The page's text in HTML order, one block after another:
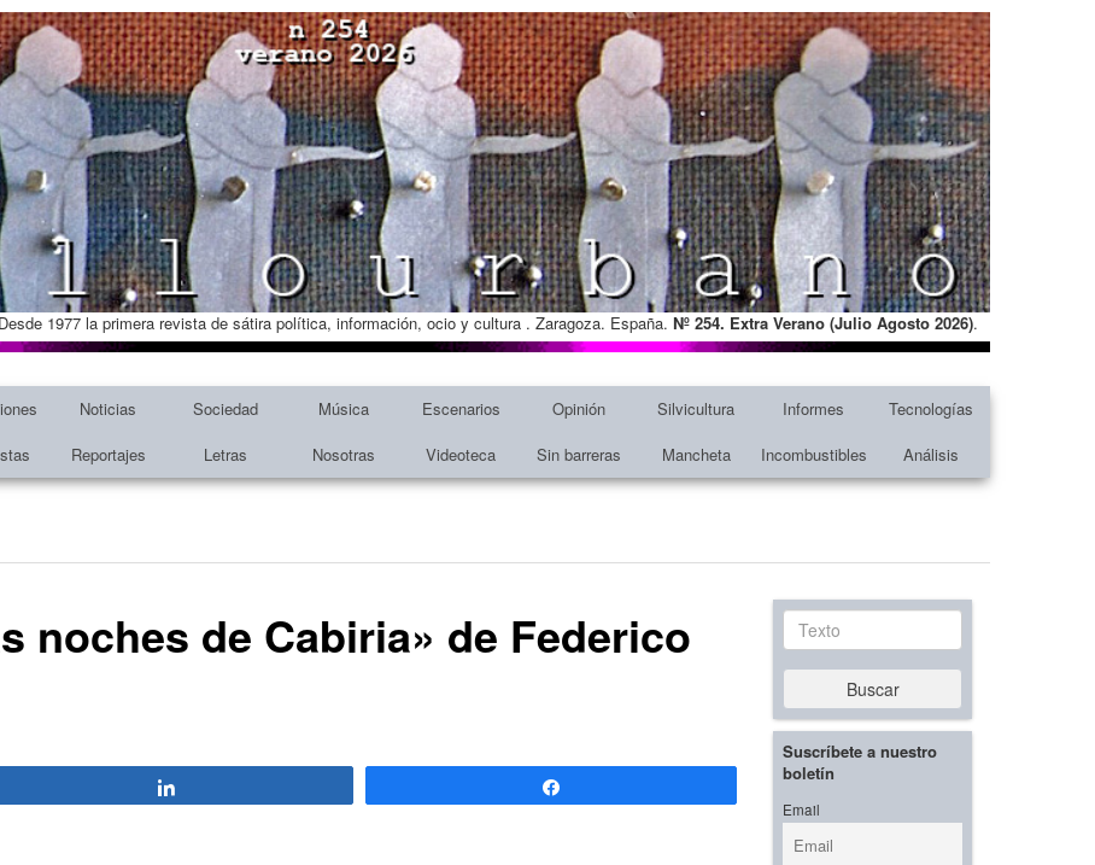
1977 la primera revista de sátira política, información, ocio y cultura . Zaragoza. España. Nº 254. Extra Verano (Julio Agosto 2026).
Noticias Sociedad Música Escenarios Opinión Silvicultura Informes
Tecnologías
Reportajes Letras Nosotras Videoteca Sin barreras Mancheta Incombustibles Análisis
noches de Cabiria» de Federico Texto
Buscar
Suscríbete a nuestro
boletín
Email